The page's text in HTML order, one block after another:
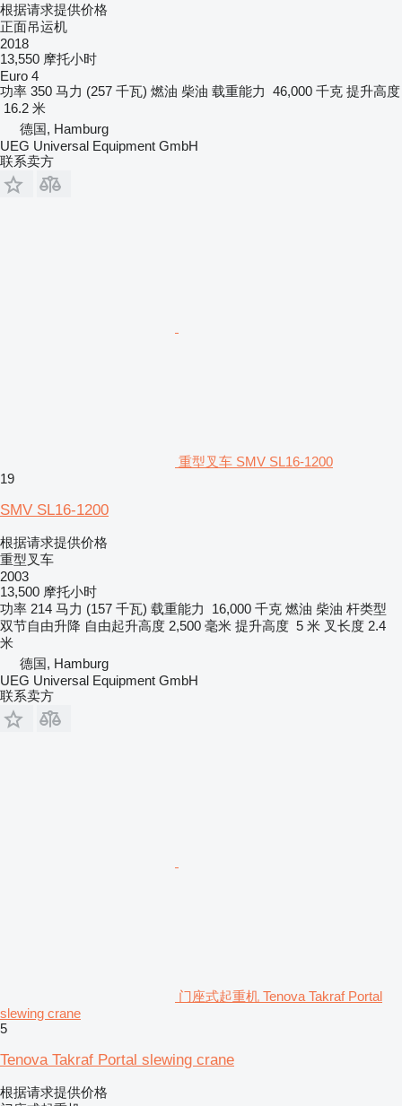
根据请求提供价格
正面吊运机
2018
13,550 摩托小时
Euro 4
功率 350 马力 (257 千瓦) 燃油 柴油 载重能力 46,000 千克 提升高度
16.2 米
德国, Hamburg
UEG Universal Equipment GmbH
联系卖方
重型叉车 SMV SL16-1200
19
SMV SL16-1200
根据请求提供价格
重型叉车
2003
13,500 摩托小时
功率 214 马力 (157 千瓦) 载重能力 16,000 千克 燃油 柴油 杆类型
双节自由升降 自由起升高度 2,500 毫米 提升高度 5 米 叉长度 2.4
米
德国, Hamburg
UEG Universal Equipment GmbH
联系卖方
门座式起重机 Tenova Takraf Portal
slewing crane
5
Tenova Takraf Portal slewing crane
根据请求提供价格